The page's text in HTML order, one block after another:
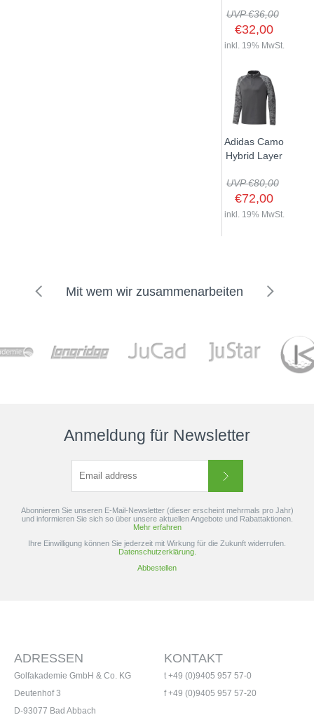
UVP €36,00
€32,00
inkl. 19% MwSt.
Adidas Camo
Hybrid Layer
UVP €80,00
€72,00
inkl. 19% MwSt.
Mit wem wir zusammenarbeiten
Anmeldung für Newsletter
Abonnieren Sie unseren E-Mail-Newsletter (dieser erscheint mehrmals pro Jahr)
und informieren Sie sich so über unsere aktuellen Angebote und Rabattaktionen.
Mehr erfahren
Ihre Einwilligung können Sie jederzeit mit Wirkung für die Zukunft widerrufen.
Datenschutzerklärung.
Abbestellen
KONTAKT
t +49 (0)9405 957 57-0
f +49 (0)9405 957 57-20
ADRESSEN
Golfakademie GmbH & Co. KG
Deutenhof 3
D-93077 Bad Abbach